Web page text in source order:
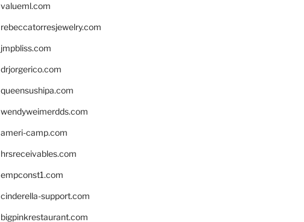
valueml.com
rebeccatorresjewelry.com
jmpbliss.com
drjorgerico.com
queensushipa.com
wendyweimerdds.com
ameri-camp.com
hrsreceivables.com
empconst1.com
cinderella-support.com
bigpinkrestaurant.com